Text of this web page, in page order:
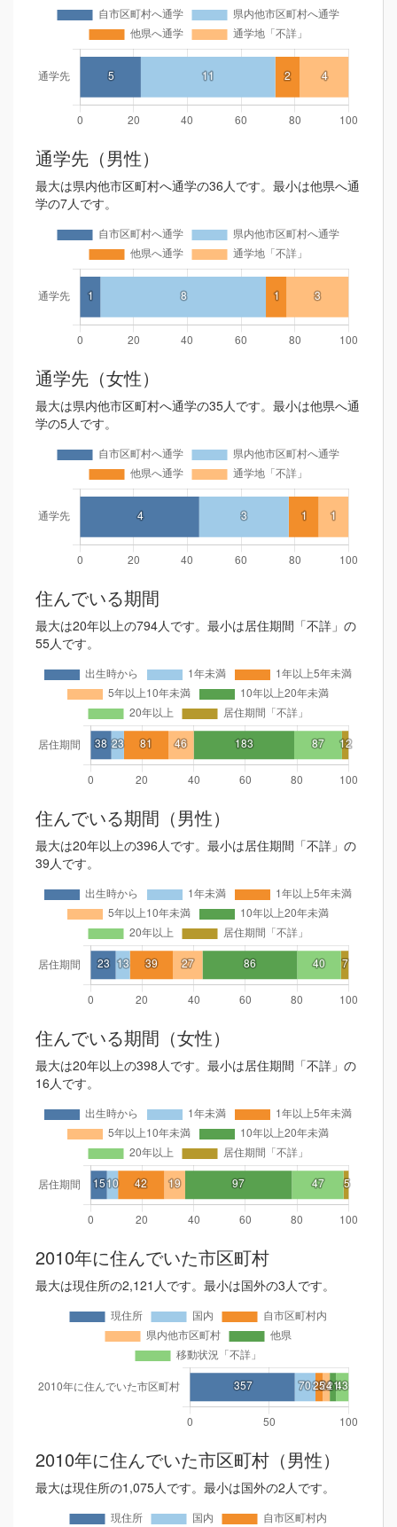
通学先（男性）
最大は県内他市区町村へ通学の36人です。最小は他県へ通
学の7人です。
通学先（女性）
最大は県内他市区町村へ通学の35人です。最小は他県へ通
学の5人です。
住んでいる期間
最大は20年以上の794人です。最小は居住期間「不詳」の
55人です。
住んでいる期間（男性）
最大は20年以上の396人です。最小は居住期間「不詳」の
39人です。
住んでいる期間（女性）
最大は20年以上の398人です。最小は居住期間「不詳」の
16人です。
2010年に住んでいた市区町村
最大は現住所の2,121人です。最小は国外の3人です。
2010年に住んでいた市区町村（男性）
最大は現住所の1,075人です。最小は国外の2人です。